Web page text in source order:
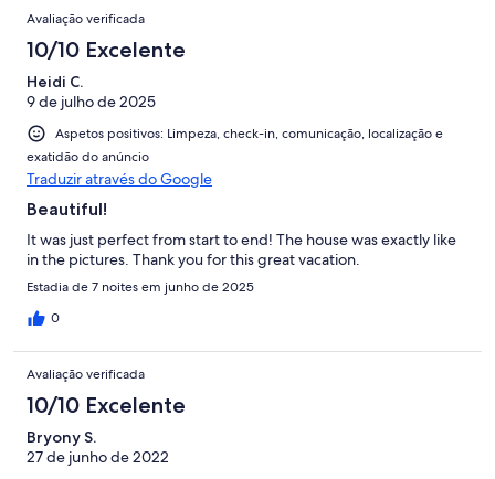
Avaliação verificada
10/10 Excelente
Heidi C.
9 de julho de 2025
Aspetos positivos: Limpeza, check-in, comunicação, localização e
exatidão do anúncio
Traduzir através do Google
Beautiful!
It was just perfect from start to end! The house was exactly like
in the pictures. Thank you for this great vacation.
Estadia de 7 noites em junho de 2025
0
Avaliação verificada
10/10 Excelente
Bryony S.
27 de junho de 2022